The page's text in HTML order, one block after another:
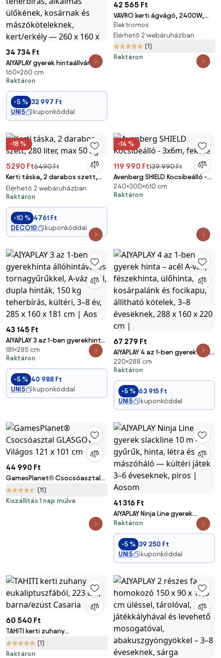
34 734 Ft
AIYAPLAY gyerek hintaállvány,
acél A-váz 2 hinta számára, 150
kg teherbírás, alkalmas
ülőkének, kosárnak és
mászóköteleknek, kert/erkély
— 260 x 160 x
160×260 cm
Raktáron
-5 % 32 997 Ft
UNI5
kuponkóddal
42 565 Ft
VAVRO kerti ágvágó, 2400W,
50l, fekete/zöld Gardebruk
Elektromos
Elérhető 2 webáruházban
(1)
Raktáron
-18 %
5290 Ft6490 Ft
Kerti táska, 2 darabos szett,
280 liter, max 50 kg
Elérhető 2 webáruházban
Raktáron
-10 % 4761 Ft
DECO10
kuponkóddal
-14 %
119 990 Ft139 990 Ft
Avenberg SHIELD Kocsibeálló -
3x6m, fekete
240×300×610 cm
Raktáron
43 145 Ft
AIYAPLAY 3 az 1-ben gyerekhinta
állóhintával és tornagyűrűkkel,
A-váz acél, dupla hinták, 150 kg
teherbírás, kültéri, 3–8 év, 285 x
160 x 181 cm | Aos
181×285 cm
Raktáron
-5 % 40 988 Ft
UNI5
kuponkóddal
67 279 Ft
AIYAPLAY 4 az 1-ben gyerek hinta
– acél A-váz, fészekhinta,
ülőhinta, kosárpalánk és
focikapu, állítható kötelek, 3–8
éveseknek, 288 x 160 x 220 cm |
220×288 cm
Raktáron
-5 % 63 915 Ft
UNI5
kuponkóddal
44 990 Ft
GamesPlanet® Csocsóasztal
GLASGOW Világos 121 x 101 cm
(11)
Kiszállítás 1 nap múlva
41 316 Ft
AIYAPLAY Ninja Line gyerek
slackline 10 m — gyűrűk, hinta,
létra és mászóháló — kültéri
játék 3–6 éveseknek, piros |
Aosom
Raktáron
-5 % 39 250 Ft
UNI5
kuponkóddal
60 540 Ft
TAHITI kerti zuhany
eukaliptuszfából, 223 cm,
barna/ezüst Casaria
(1)
Raktáron